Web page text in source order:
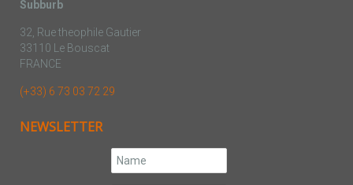
Subburb
32, Rue theophile Gautier
33110 Le Bouscat
FRANCE
(+33) 6 73 03 72 29
NEWSLETTER